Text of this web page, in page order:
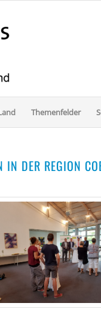
Themenfelder
IN DER REGION